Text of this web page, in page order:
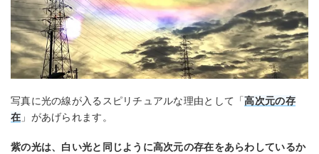
写真に光の線が入るスピリチュアルな理由として「高次元の存
在 」があげられます。
紫の光は、白い光と同じように高次元の存在をあらわしているか